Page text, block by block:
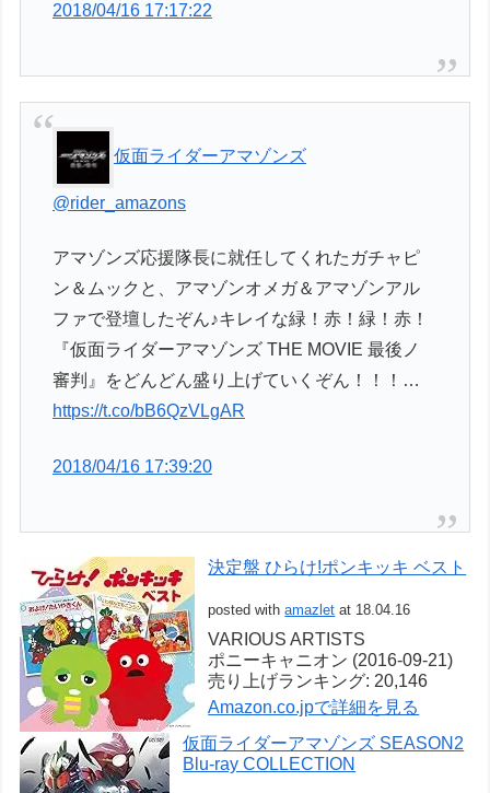
2018/04/16 17:17:22
仮面ライダーアマゾンズ
@rider_amazons
アマゾンズ応援隊長に就任してくれたガチャピ
ン＆ムックと、アマゾンオメガ＆アマゾンアル
ファで登壇したぞん♪キレイな緑！赤！緑！赤！
『仮面ライダーアマゾンズ THE MOVIE 最後ノ
審判』をどんどん盛り上げていくぞん！！！…
https://t.co/bB6QzVLgAR
2018/04/16 17:39:20
決定盤 ひらけ!ポンキッキ ベスト
posted withamazlet at 18.04.16
VARIOUS ARTISTS
ポニーキャニオン (2016-09-21)
売り上げランキング: 20,146
Amazon.co.jpで詳細を見る
仮面ライダーアマゾンズ SEASON2
Blu-ray COLLECTION